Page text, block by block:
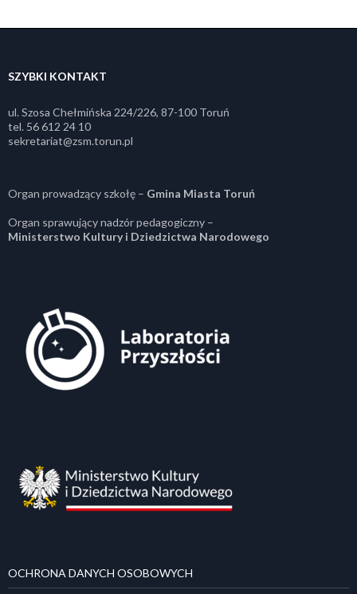
SZYBKI KONTAKT
ul. Szosa Chełmińska 224/226, 87-100 Toruń
tel. 56 612 24 10
sekretariat@zsm.torun.pl
Organ prowadzący szkołę – Gmina Miasta Toruń
Organ sprawujący nadzór pedagogiczny –
Ministerstwo Kultury i Dziedzictwa Narodowego
OCHRONA DANYCH OSOBOWYCH